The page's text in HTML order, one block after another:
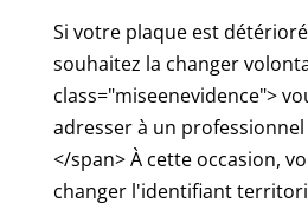
Si votre plaque est
souhaitez la changer
class="miseenevidence">
adresser à un
</span> À cette occasion,
changer l'identifiant